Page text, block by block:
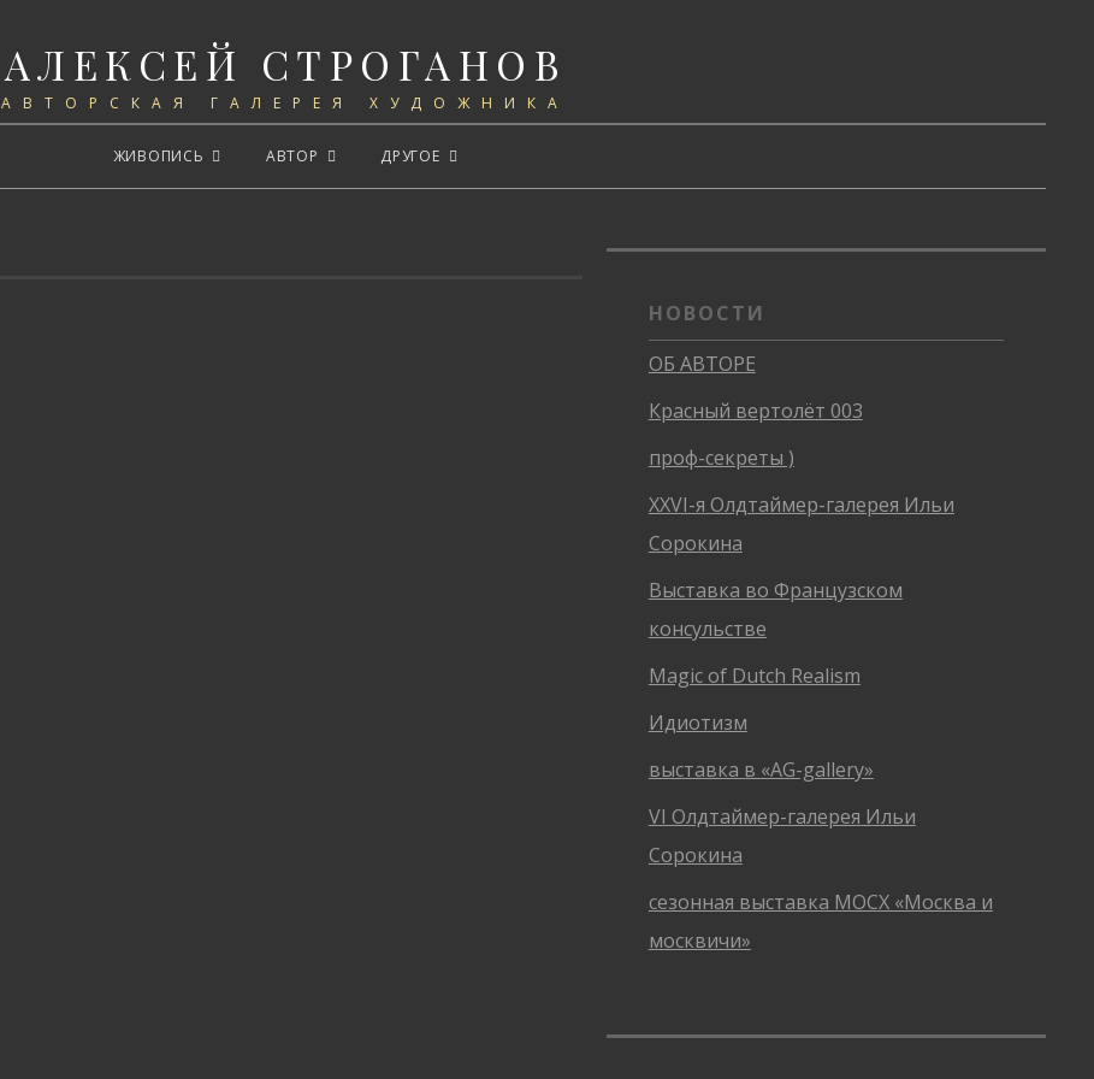
АЛЕКСЕЙ СТРОГАНОВ
АВТОРСКАЯ ГАЛЕРЕЯ ХУДОЖНИКА
ЖИВОПИСЬ АВТОР ДРУГОЕ
НОВОСТИ
ОБ АВТОРЕ
Красный вертолёт 003
проф-секреты )
XXVI-я Олдтаймер-галерея Ильи
Сорокина
Выставка во Французском
консульстве
Magic of Dutch Realism
Идиотизм
выставка в «AG-gallery»
VI Олдтаймер-галерея Ильи
Сорокина
сезонная выставка МОСХ «Москва и
москвичи»